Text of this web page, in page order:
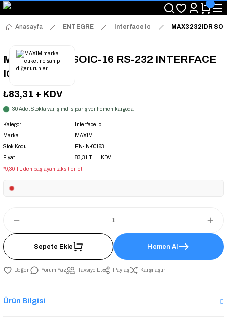
"Saat 14:00'a Kadar Verilen Siparişlerde Aynı Gün Kargo Avantajı!
"Binlerce Ürün Çeşitliliği ile Stoktan Hemen Teslim."
"Toptan Fiyatına Perakende Satış Avantajını Kaçırmayın!"
Anasayfa ENTEGRE Interface Ic MAX3232IDR
MAX3232IDR SOIC-16 RS-232 INTERFACE
IC
₺83,31 + KDV
30 Adet Stokta var, şimdi sipariş ver hemen kargoda
Kategori
Interface Ic
Marka
MAXIM
Stok Kodu
EN-IN-00163
Fiyat
83,31 TL + KDV
*9,30 TL den başlayan taksitlerle!
Sepete Ekle Hemen Al
Yorum Yaz Tavsiye Et Paylaş Karşılaştır
Ürün Bilgisi